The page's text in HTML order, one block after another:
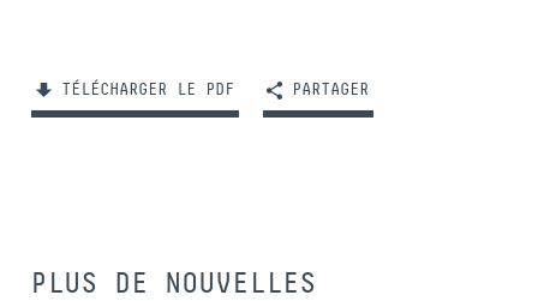
TÉLÉCHARGER LE PDF PARTAGER
PLUS DE NOUVELLES